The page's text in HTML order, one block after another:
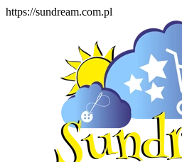
https://sundream.com.pl
content